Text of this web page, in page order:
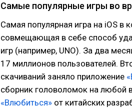
Самые популярные игры во
Самая популярная игра на iOS в
совмещающая в себе способ
игр (например, UNO). За два
17 миллионов пользователей.
скачиваний заняло приложение
сборник головоломок на любой
«Влюбиться» от китайских